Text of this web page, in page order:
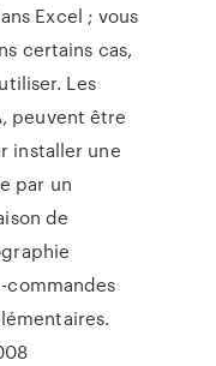
Excel ; vous
certains cas,
Les
peuvent être
installer une
par un
de
commandes